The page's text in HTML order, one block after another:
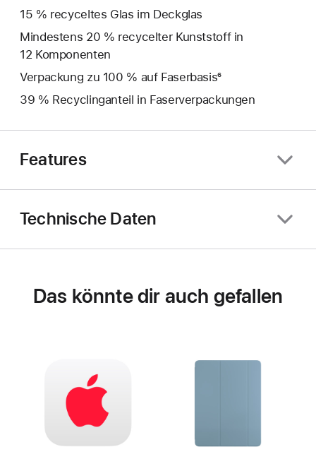
15 % recyceltes Glas im Deckglas
Mindestens 20 % recycelter Kunststoff in
12 Komponenten
Verpackung zu 100 % auf Faserbasis⁶
39 % Recyclinganteil in Faserverpackungen
Features
Technische Daten
Das könnte dir auch gefallen